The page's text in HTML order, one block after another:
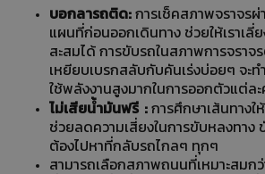
บอกลารถติด: การเช็คสภาพจราจร
แผนที่ก่อนออกเดินทาง ช่วยให้เราเลี่
สะสมได้ การขับรถในสภาพการจรา
เหยียบเบรกสลับกับคันเร่งบ่อยๆ จะท
ใช้พลังงานสูงมากในการออกตัวแต่ละ
ไม่เสียน้ำมันฟรี : การศึกษาเส้นทางใ
ช่วยลดความเสี่ยงในการขับหลงทาง
ต้องไปหาที่กลับรถไกลๆ ทุกๆ
สามารถเลือกสภาพถนนที่เหมาะสมกว่